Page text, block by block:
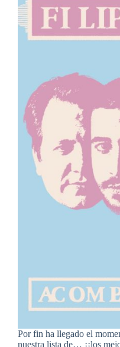
Por fin ha llegado el
nuestra lista de… ¡¡los